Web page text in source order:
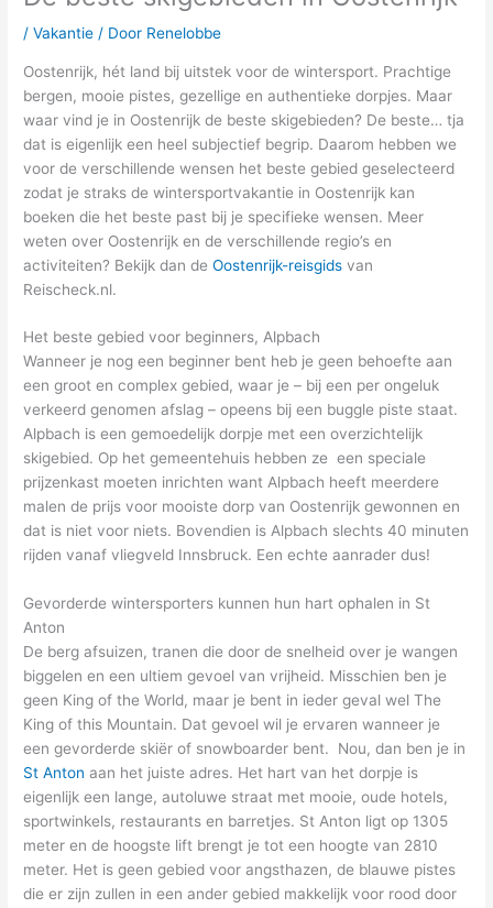
/Vakantie / Door Renelobbe
Oostenrijk, hét land bij uitstek voor de wintersport. Prachtige
bergen, mooie pistes, gezellige en authentieke dorpjes. Maar
waar vind je in Oostenrijk de beste skigebieden? De beste… tja
dat is eigenlijk een heel subjectief begrip. Daarom hebben we
voor de verschillende wensen het beste gebied geselecteerd
zodat je straks de wintersportvakantie in Oostenrijk kan
boeken die het beste past bij je specifieke wensen. Meer
weten over Oostenrijk en de verschillende regio’s en
activiteiten? Bekijk dan deOostenrijk-reisgids van
Reischeck.nl.
Het beste gebied voor beginners, Alpbach
Wanneer je nog een beginner bent heb je geen behoefte aan
een groot en complex gebied, waar je – bij een per ongeluk
verkeerd genomen afslag – opeens bij een buggle piste staat.
Alpbach is een gemoedelijk dorpje met een overzichtelijk
skigebied. Op het gemeentehuis hebben ze een speciale
prijzenkast moeten inrichten want Alpbach heeft meerdere
malen de prijs voor mooiste dorp van Oostenrijk gewonnen en
dat is niet voor niets. Bovendien is Alpbach slechts 40 minuten
rijden vanaf vliegveld Innsbruck. Een echte aanrader dus!
Gevorderde wintersporters kunnen hun hart ophalen in St
Anton
De berg afsuizen, tranen die door de snelheid over je wangen
biggelen en een ultiem gevoel van vrijheid. Misschien ben je
geen King of the World, maar je bent in ieder geval wel The
King of this Mountain. Dat gevoel wil je ervaren wanneer je
een gevorderde skiër of snowboarder bent. Nou, dan ben je in
St Anton aan het juiste adres. Het hart van het dorpje is
eigenlijk een lange, autoluwe straat met mooie, oude hotels,
sportwinkels, restaurants en barretjes. St Anton ligt op 1305
meter en de hoogste lift brengt je tot een hoogte van 2810
meter. Het is geen gebied voor angsthazen, de blauwe pistes
die er zijn zullen in een ander gebied makkelijk voor rood door